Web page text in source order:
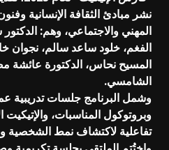
نشر مبادئ الثقافة الإنسانية
المهني والاجتماعي، وهم:
الفغم، خلود ساعد سالم، نجوان
المسيح نحاس، الدكتورة عائشة
الشامسي.
وشمل البرنامج جلسات تدريبية
وبروتوكول المناسبات،
تفاعلية لاكتشاف نمط الشخصية